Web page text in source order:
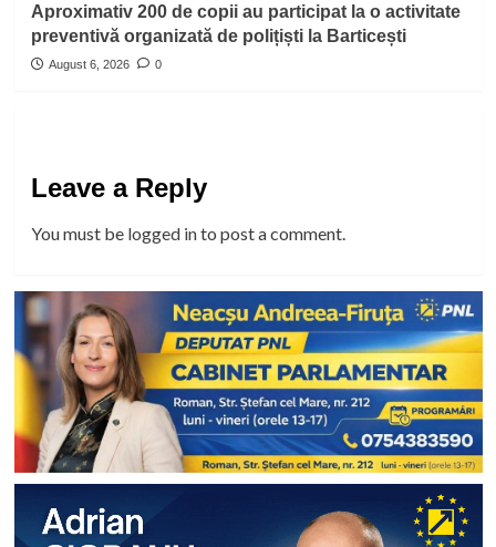
Aproximativ 200 de copii au participat la o activitate
preventivă organizată de polițiști la Barticești
August 6, 2026 0
Leave a Reply
You must be logged into post a comment.